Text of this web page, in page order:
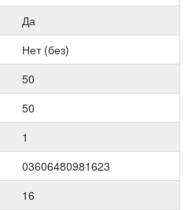
Да
Нет (без)
50
50
1
03606480981623
16